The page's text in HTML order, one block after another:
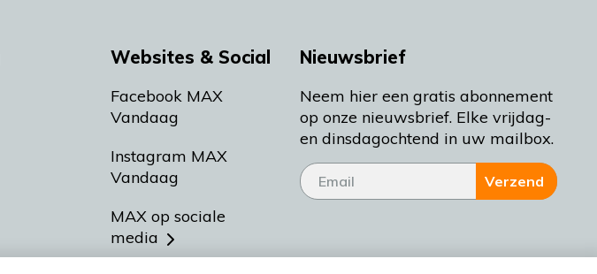
Websites & Social
Facebook MAX
Vandaag
Instagram MAX
Vandaag
MAX op sociale
media
Nieuwsbrief
Neem hier een gratis abonnement
op onze nieuwsbrief. Elke vrijdag-
en dinsdagochtend in uw mailbox.
Verzend